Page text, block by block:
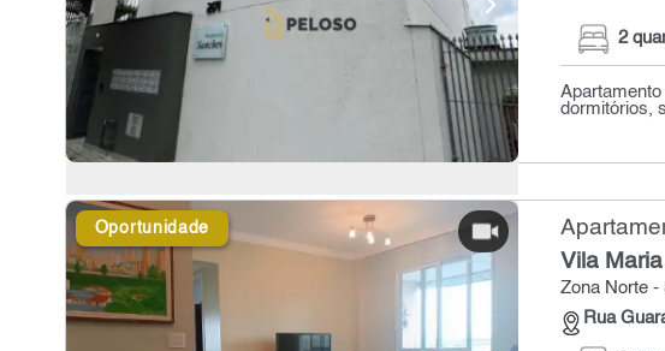
2
dormitórios,
Oportunidade
Vila Maria
Zona Norte -
Rua